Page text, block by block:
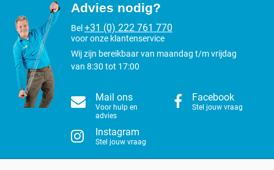
Advies nodig?
Bel +31 (0) 222 761 770
voor onze klantenservice
Wij zijn bereikbaar van maandag t/m vrijdag
van 8:30 tot 17:00
Mail ons
Voor hulp en
advies
Facebook
Stel jouw vraag
Instagram
Stel jouw vraag